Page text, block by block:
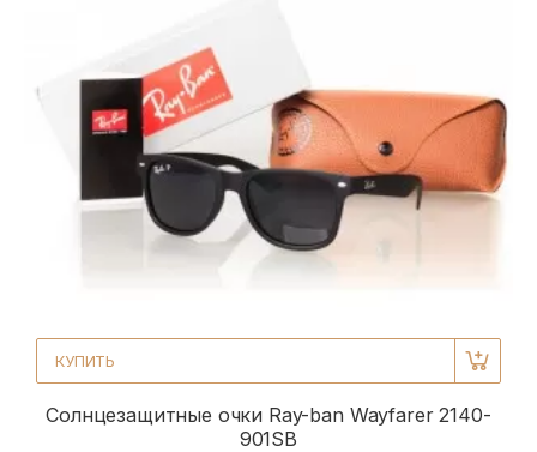
КУПИТЬ
Солнцезащитные очки Ray-ban Wayfarer 2140-
901SB